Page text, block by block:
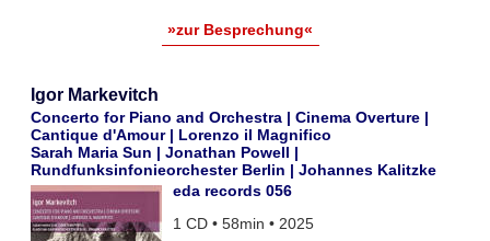
»zur Besprechung«
Igor Markevitch
Concerto for Piano and Orchestra | Cinema Overture |
Cantique d'Amour | Lorenzo il Magnifico
Sarah Maria Sun | Jonathan Powell |
Rundfunksinfonieorchester Berlin | Johannes Kalitzke
eda records 056
1 CD • 58min • 2025